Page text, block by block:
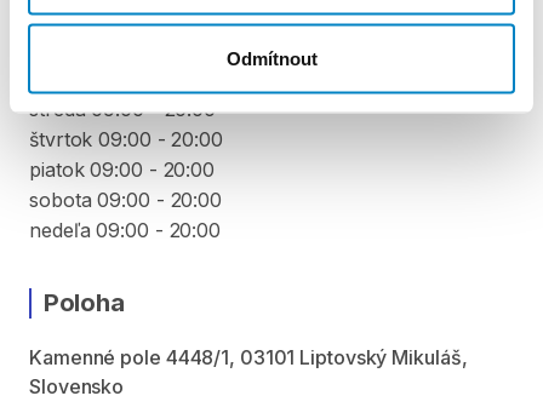
Odmítnout
pondelok 09:00 - 20:00
streda 09:00 - 20:00
štvrtok 09:00 - 20:00
piatok 09:00 - 20:00
sobota 09:00 - 20:00
nedeľa 09:00 - 20:00
Poloha
Kamenné pole 4448/1, 03101 Liptovský Mikuláš,
Slovensko